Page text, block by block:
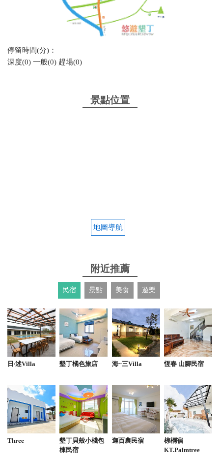
停留時間(分)：
深度(0) 一般(0) 趕場(0)
景點位置
地圖導航
附近推薦
民宿 景點 美食 遊樂
日‧述Villa 墾丁橘色旅店 海~三Villa 恆春 山腳民宿
Three
墾丁貝殼小棧包
棟民宿
迦百農民宿
棕櫚宿
KT.Palmtree